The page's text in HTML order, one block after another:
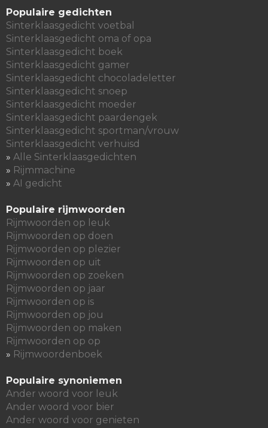
Populaire gedichten
Sinterklaasgedicht voetbal
Sinterklaasgedicht oma of opa
Sinterklaasgedicht boek
Sinterklaasgedicht gamer
Sinterklaasgedicht chocoladeletter
Sinterklaasgedicht snoep
Sinterklaasgedicht moeder
Sinterklaasgedicht paardengek
Sinterklaasgedicht sportman/vrouw
Sinterklaasgedicht verhuisd
» Alle Sinterklaasgedichten
» Rijmmachine
» AI gedicht
Populaire rijmwoorden
Rijmwoorden op leuk
Rijmwoorden op doen
Rijmwoorden op plezier
Rijmwoorden op uit
Rijmwoorden op zoeken
Rijmwoorden op jaar
Rijmwoorden op is
Rijmwoorden op jou
Rijmwoorden op maken
Rijmwoorden op op
» Rijmwoordenboek
Populaire synoniemen
Ander woord voor leuk
Ander woord voor bier
Ander woord voor genieten